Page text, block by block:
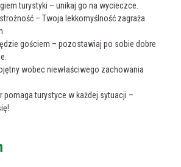
turystyki – unikaj go na wycieczce.
– Twoja lekkomyślność zagraża
gościem – pozostawiaj po sobie dobre
wobec niewłaściwego zachowania
pomaga turystyce w każdej sytuacji –